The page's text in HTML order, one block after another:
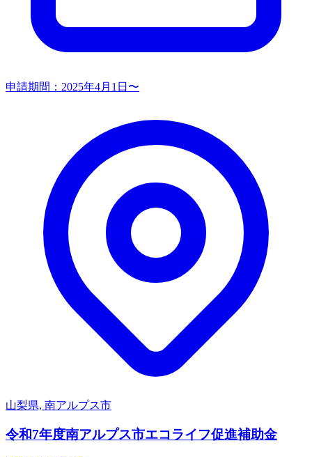
申請期間： 2025年4月1日〜
山梨県, 南アルプス市
令和7年度南アルプス市エコライフ促進補助金